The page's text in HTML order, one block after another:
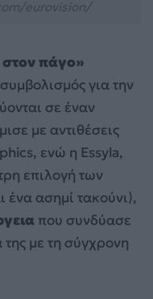
πάγο»
για την
σε έναν
με αντιθέσεις
ενώ η Essyla,
επιλογή των
ένα ασημί τακούνι),
που συνδύασε
της με τη σύγχρονη